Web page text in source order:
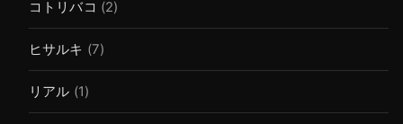
コトリバコ (2)
ヒサルキ (7)
リアル (1)